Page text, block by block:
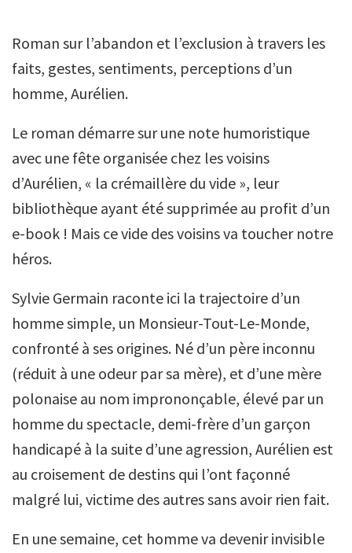
Roman sur l’abandon et l’exclusion à travers les
faits, gestes, sentiments, perceptions d’un
homme, Aurélien.
Le roman démarre sur une note humoristique
avec une fête organisée chez les voisins
d’Aurélien, « la crémaillère du vide », leur
bibliothèque ayant été supprimée au profit d’un
e-book ! Mais ce vide des voisins va toucher notre
héros.
Sylvie Germain raconte ici la trajectoire d’un
homme simple, un Monsieur-Tout-Le-Monde,
confronté à ses origines. Né d’un père inconnu
(réduit à une odeur par sa mère), et d’une mère
polonaise au nom imprononçable, élevé par un
homme du spectacle, demi-frère d’un garçon
handicapé à la suite d’une agression, Aurélien est
au croisement de destins qui l’ont façonné
malgré lui, victime des autres sans avoir rien fait.
En une semaine, cet homme va devenir invisible